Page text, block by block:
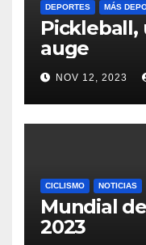
DEPORTES MÁS
Pickleball,
auge
NOV 12, 2023
CICLISMO NOTICIAS
Mundial
2023